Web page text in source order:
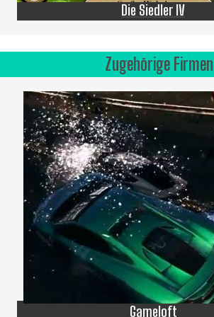
Die Siedler IV
Zugehörige Firmen
Gameloft